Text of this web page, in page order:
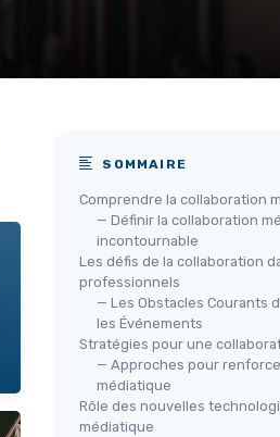
SOMMAIRE
Comprendre la collaboration
— Définir la collaboration
incontournable
Les défis de la collaboration
professionnels
— Les Obstacles Courants
les Événements
Stratégies pour une
— Approches pour
médiatique
Rôle des nouvelles
médiatique